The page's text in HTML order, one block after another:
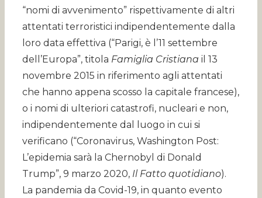
“nomi di avvenimento” rispettivamente di altri
attentati terroristici indipendentemente dalla
loro data effettiva (“Parigi, è l’11 settembre
dell’Europa”, titola Famiglia Cristiana il 13
novembre 2015 in riferimento agli attentati
che hanno appena scosso la capitale francese),
o i nomi di ulteriori catastrofi, nucleari e non,
indipendentemente dal luogo in cui si
verificano (“Coronavirus, Washington Post:
L’epidemia sarà la Chernobyl di Donald
Trump”, 9 marzo 2020, Il Fatto quotidiano).
La pandemia da Covid-19, in quanto evento